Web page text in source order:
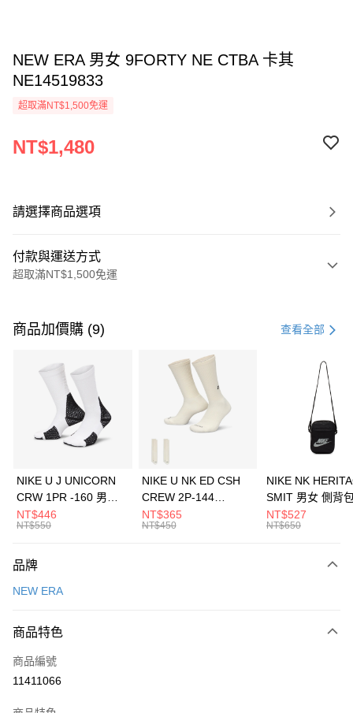
NEW ERA 男女 9FORTY NE CTBA 卡其
NE14519833
超取滿NT$1,500免運
NT$1,480
請選擇商品選項
付款與運送方式
超取滿NT$1,500免運
信用卡一次付款
3 期 0 利率 每期 21家銀行
合作金庫商業銀行
第一商業銀行
華南商業銀行
彰化商業銀行
上海商業儲蓄銀行
元大商業銀行
台灣樂天信用卡公司
Apple Pay
全盈+PAY
AFTEE先享後付
【關於「AFTEE先享後付」】
便利好安心！
３．安心：先確認商品／服務後，再付款。
【「AFTEE先享後付」結帳流程】
１．於結帳方式選擇「AFTEE先享後付」後，將跳轉至「AFTEE先享後付」
２．訂單成立數日內，您將收到繳費通知簡訊。
運送方式
每筆NT$100，滿NT$1,500(含以上)免運費
宅配
每筆NT$100，滿NT$1,500(含以上)免運費
商品加價購 (9) 查看全部
NIKE U J UNICORN
CRW 1PR -160 男女
中統襪 FZ3393100
NT$446
NT$550
NIKE U NK ED CSH
CREW 2P-144
EMBRDY 男女 短統襪
FZ3073133
NT$365
NT$450
NIKE NK
SMIT 男女 側背
BA5871010
NT$527
NT$650
品牌
NEW ERA
商品特色
商品編號
11411066